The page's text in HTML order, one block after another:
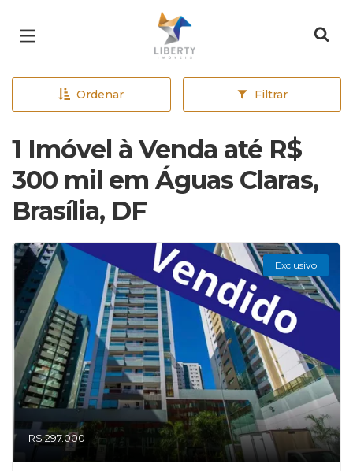
Página inicial
Ordenar Filtrar
1 Imóvel à Venda até R$
300 mil em Águas Claras,
Brasília, DF
Exclusivo
R$ 297.000